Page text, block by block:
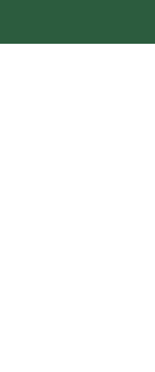
überspringen